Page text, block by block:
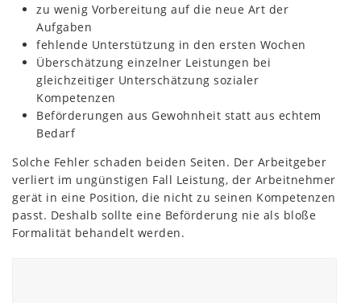
zu wenig Vorbereitung auf die neue Art der
Aufgaben
fehlende Unterstützung in den ersten Wochen
Überschätzung einzelner Leistungen bei
gleichzeitiger Unterschätzung sozialer
Kompetenzen
Beförderungen aus Gewohnheit statt aus echtem
Bedarf
Solche Fehler schaden beiden Seiten. Der Arbeitgeber
verliert im ungünstigen Fall Leistung, der Arbeitnehmer
gerät in eine Position, die nicht zu seinen Kompetenzen
passt. Deshalb sollte eine Beförderung nie als bloße
Formalität behandelt werden.